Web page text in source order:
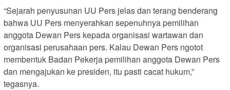
“Sejarah penyusunan UU Pers jelas dan terang benderang
bahwa UU Pers menyerahkan sepenuhnya pemilihan
anggota Dewan Pers kepada organisasi wartawan dan
organisasi perusahaan pers. Kalau Dewan Pers ngotot
membentuk Badan Pekerja pemilihan anggota Dewan Pers
dan mengajukan ke presiden, itu pasti cacat hukum,”
tegasnya.